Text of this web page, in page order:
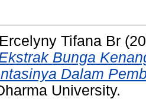
Tifana Br
Bunga
Dalam
University.